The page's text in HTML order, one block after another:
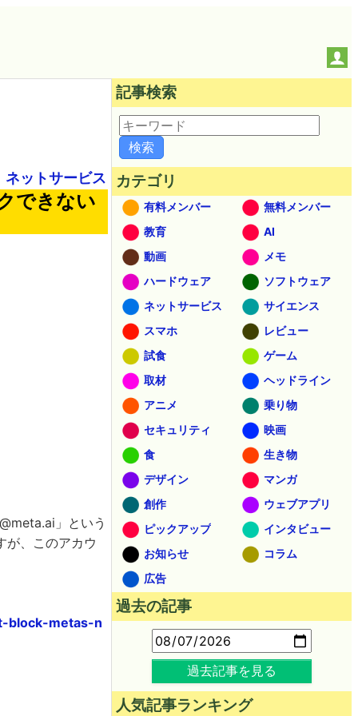
ネットサービス
できない
」という
が、このアカウ
block-metas-n
記事検索
カテゴリ
有料メンバー
無料メンバー
教育
AI
動画
メモ
ハードウェア
ソフトウェア
ネットサービス
サイエンス
スマホ
レビュー
試食
ゲーム
取材
ヘッドライン
アニメ
乗り物
セキュリティ
映画
食
生き物
デザイン
マンガ
創作
ウェブアプリ
ピックアップ
インタビュー
お知らせ
コラム
広告
過去の記事
過去記事を見る
人気記事ランキング